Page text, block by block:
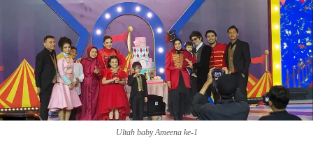
Ultah baby Ameena ke-1